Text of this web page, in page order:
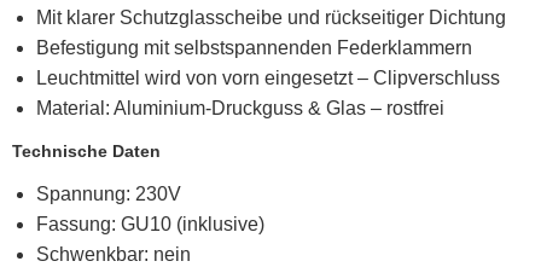
Mit klarer Schutzglasscheibe und rückseitiger Dichtung
Befestigung mit selbstspannenden Federklammern
Leuchtmittel wird von vorn eingesetzt – Clipverschluss
Material: Aluminium-Druckguss & Glas – rostfrei
Technische Daten
Spannung: 230V
Fassung: GU10 (inklusive)
Schwenkbar: nein